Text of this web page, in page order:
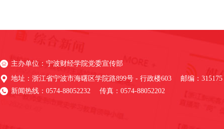
主办单位：宁波财经学院党委宣传部
地址：浙江省宁波市海曙区学院路899号 - 行政楼603 邮编：315175
新闻热线：0574-88052232 传真：0574-88052202